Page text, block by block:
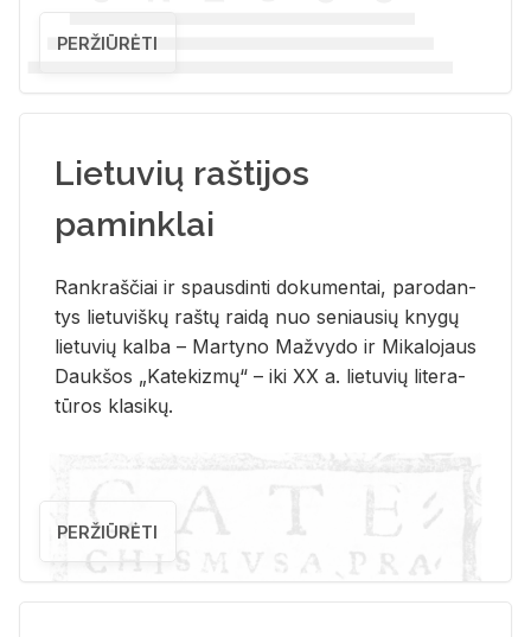
PERŽIŪRĖTI
Lietuvių raštijos
paminklai
Rank­raš­čiai ir spaus­din­ti do­ku­men­tai, pa­ro­dan­
tys lie­tu­viš­kų raš­tų rai­dą nuo se­niau­sių kny­gų
lie­tu­vių kal­ba – Mar­ty­no Ma­žvy­do ir Mi­ka­lo­jaus
Dauk­šos „Ka­te­kiz­mų“ – iki XX a. lie­tu­vių li­te­ra­
tū­ros kla­si­kų.
PERŽIŪRĖTI